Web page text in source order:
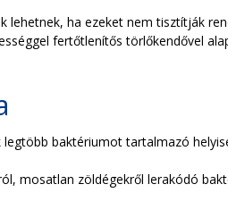
ha ezeket nem tisztítják
fertőtlenítős törlőkendővel
baktériumot tartalmazó
mosatlan zöldégekről lerakódó